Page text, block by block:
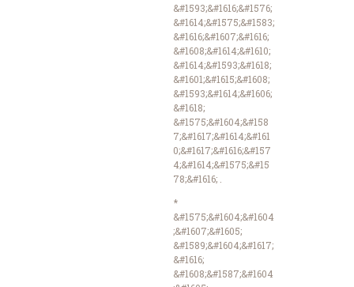
&#1593;&#1616;&#1576;
&#1614;&#1575;&#1583;
&#1616;&#1607;&#1616;
&#1608;&#1614;&#1610;
&#1614;&#1593;&#1618;
&#1601;&#1615;&#1608;
&#1593;&#1614;&#1606;
&#1618;
&#1575;&#1604;&#158
7;&#1617;&#1614;&#161
0;&#1617;&#1616;&#157
4;&#1614;&#1575;&#15
78;&#1616; .
*
&#1575;&#1604;&#1604
;&#1607;&#1605;
&#1589;&#1604;&#1617;
&#1616;
&#1608;&#1587;&#1604